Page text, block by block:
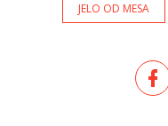
JELO OD MESA